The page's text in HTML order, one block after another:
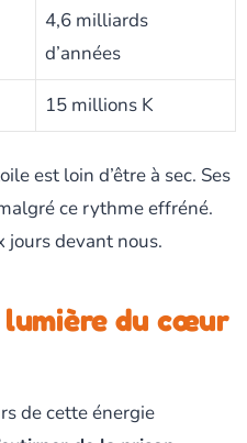
4,6 milliards
d’années
15 millions K
est loin d’être à sec. Ses
ce rythme effréné.
jours devant nous.
du cœur
de cette énergie